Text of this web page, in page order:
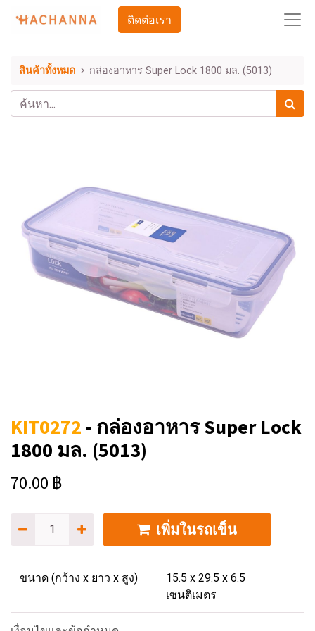
ติดต่อเรา
สินค้าทั้งหมด กล่องอาหาร Super Lock 1800 มล. (5013)
KIT0272 - กล่องอาหาร Super Lock
1800 มล. (5013)
70.00 ฿
เพิ่มในรถเข็น
ขนาด (กว้าง x ยาว x สูง)
15.5 x 29.5 x 6.5
เซนติเมตร